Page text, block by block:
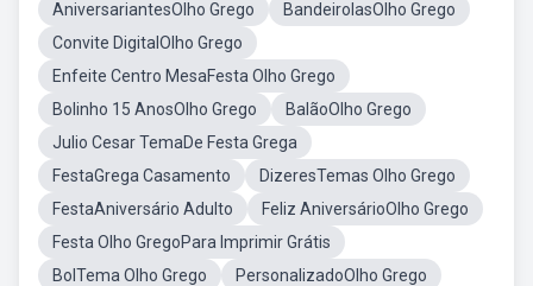
AniversariantesOlho Grego
BandeirolasOlho Grego
Convite DigitalOlho Grego
Enfeite Centro MesaFesta Olho Grego
Bolinho 15 AnosOlho Grego
BalãoOlho Grego
Julio Cesar TemaDe Festa Grega
FestaGrega Casamento
DizeresTemas Olho Grego
FestaAniversário Adulto
Feliz AniversárioOlho Grego
Festa Olho GregoPara Imprimir Grátis
BolTema Olho Grego
PersonalizadoOlho Grego